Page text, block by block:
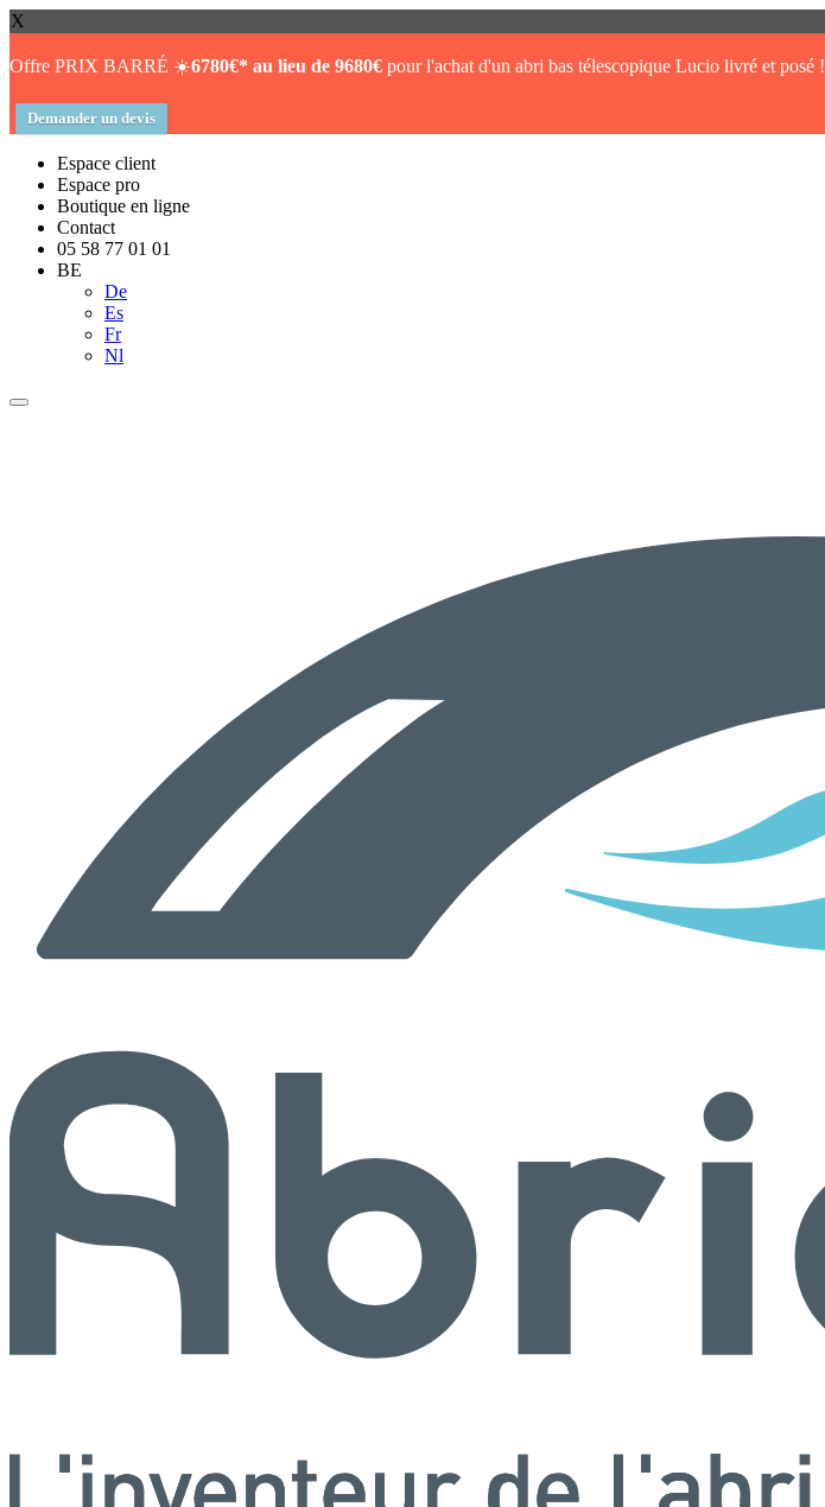
X
Offre PRIX BARRÉ ☀️6780€* au lieu de 9680€ pour l'achat d'un abri bas télescopique Lucio livré et posé !
Demander un devis
Espace client
Espace pro
Boutique en ligne
Contact
05 58 77 01 01
BE
De
Es
Fr
Nl